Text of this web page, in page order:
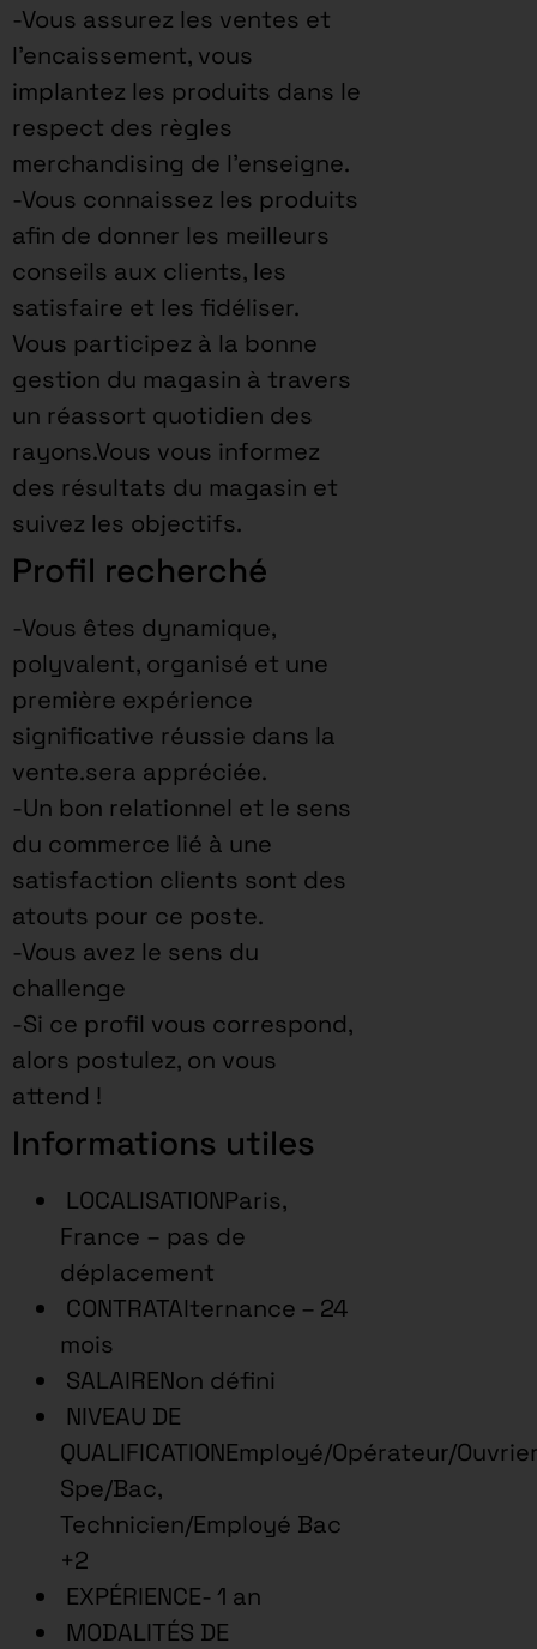
-Vous assurez les ventes et
l’encaissement, vous
implantez les produits dans le
respect des règles
merchandising de l’enseigne.
-Vous connaissez les produits
afin de donner les meilleurs
conseils aux clients, les
satisfaire et les fidéliser.
Vous participez à la bonne
gestion du magasin à travers
un réassort quotidien des
rayons.Vous vous informez
des résultats du magasin et
suivez les objectifs.
Profil recherché
-Vous êtes dynamique,
polyvalent, organisé et une
première expérience
significative réussie dans la
vente.sera appréciée.
-Un bon relationnel et le sens
du commerce lié à une
satisfaction clients sont des
atouts pour ce poste.
-Vous avez le sens du
challenge
-Si ce profil vous correspond,
alors postulez, on vous
attend !
Informations utiles
LOCALISATIONParis,
France – pas de
déplacement
CONTRATAlternance – 24
mois
SALAIRENon défini
NIVEAU DE
QUALIFICATIONEmployé/Opérateur/
Spe/Bac,
Technicien/Employé Bac
+2
EXPÉRIENCE- 1 an
MODALITÉS DE